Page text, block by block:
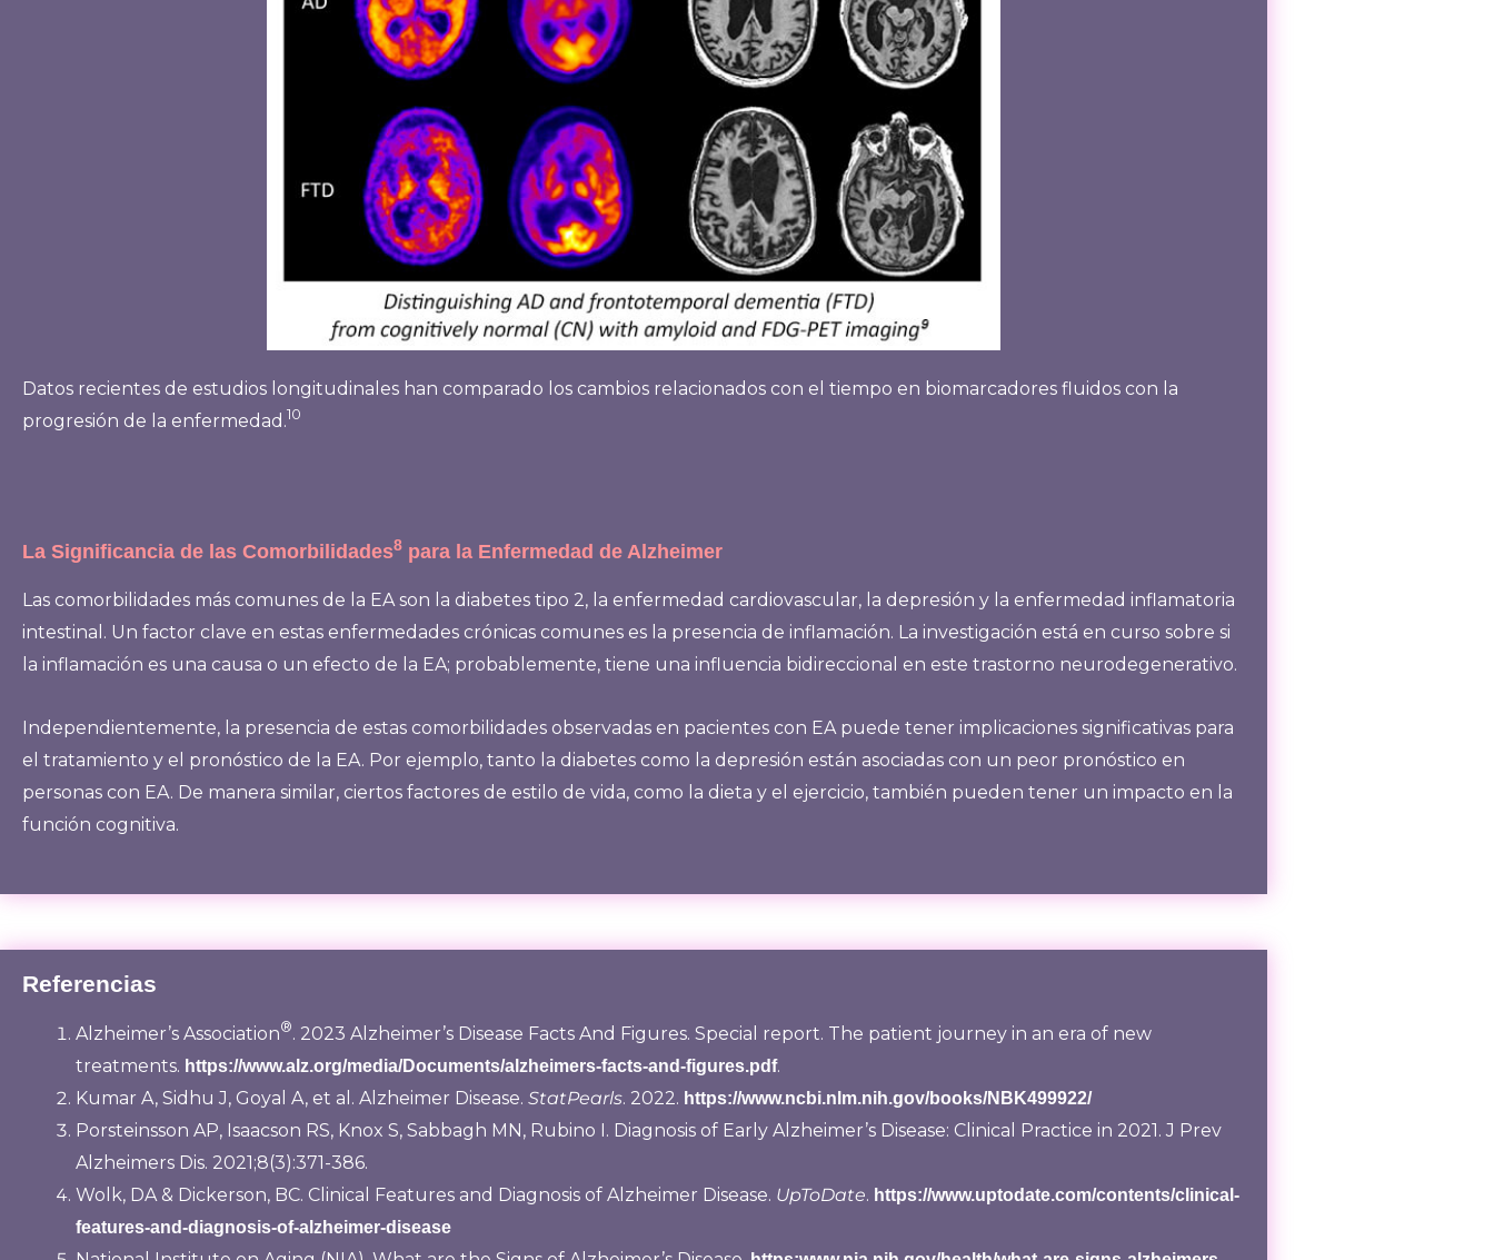
Datos recientes de estudios longitudinales han comparado los cambios relacionados con el tiempo en biomarcadores fluidos con la
progresión de la enfermedad.10
La Significancia de las Comorbilidades8 para la Enfermedad de Alzheimer
Las comorbilidades más comunes de la EA son la diabetes tipo 2, la enfermedad cardiovascular, la depresión y la enfermedad inflamatoria
intestinal. Un factor clave en estas enfermedades crónicas comunes es la presencia de inflamación. La investigación está en curso sobre si
la inflamación es una causa o un efecto de la EA; probablemente, tiene una influencia bidireccional en este trastorno neurodegenerativo.
Independientemente, la presencia de estas comorbilidades observadas en pacientes con EA puede tener implicaciones significativas para
el tratamiento y el pronóstico de la EA. Por ejemplo, tanto la diabetes como la depresión están asociadas con un peor pronóstico en
personas con EA. De manera similar, ciertos factores de estilo de vida, como la dieta y el ejercicio, también pueden tener un impacto en la
función cognitiva.
Referencias
Alzheimer’s Association®. 2023 Alzheimer’s Disease Facts And Figures. Special report. The patient journey in an era of new
treatments. https://www.alz.org/media/Documents/alzheimers-facts-and-figures.pdf.
Kumar A, Sidhu J, Goyal A, et al. Alzheimer Disease. StatPearls. 2022. https://www.ncbi.nlm.nih.gov/books/NBK499922/
Porsteinsson AP, Isaacson RS, Knox S, Sabbagh MN, Rubino I. Diagnosis of Early Alzheimer’s Disease: Clinical Practice in 2021. J Prev
Alzheimers Dis. 2021;8(3):371-386.
Wolk, DA & Dickerson, BC. Clinical Features and Diagnosis of Alzheimer Disease. UpToDate. https://www.uptodate.com/contents/clinical-
features-and-diagnosis-of-alzheimer-disease